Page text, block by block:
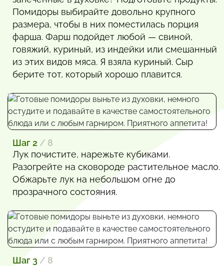
Помидоры выбирайте довольно крупного
размера, чтобы в них поместилась порция
фарша. Фарш подойдет любой — свиной,
говяжий, куриный, из индейки или смешанный
из этих видов мяса. Я взяла куриный. Сыр
берите тот, который хорошо плавится.
Шаг 2 / 8
Лук почистите, нарежьте кубиками.
Разогрейте на сковороде растительное масло.
Обжарьте лук на небольшом огне до
прозрачного состояния.
Шаг 3 / 8